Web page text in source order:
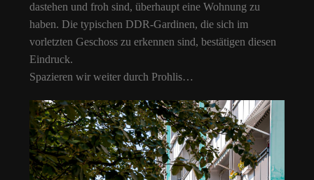
dastehen und froh sind, überhaupt eine Wohnung zu
haben. Die typischen DDR-Gardinen, die sich im
vorletzten Geschoss zu erkennen sind, bestätigen diesen
Eindruck.
Spazieren wir weiter durch Prohlis…